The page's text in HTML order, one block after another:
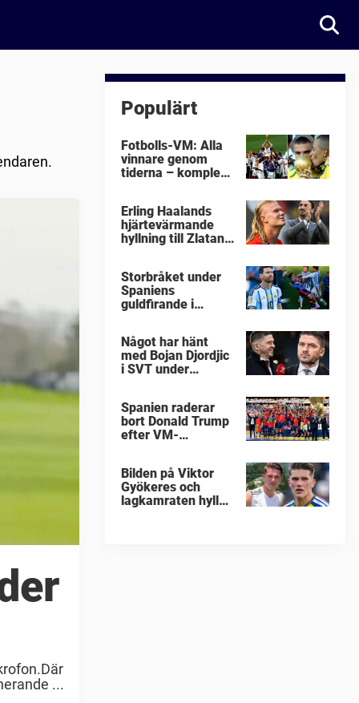
...
Populärt
Fotbolls-VM: Alla
vinnare genom
tiderna – komplett
Erling Haalands
hjärtevärmande
hyllning till Zlatan
Storbråket under
Spaniens
guldfirande i
Något har hänt
med Bojan Djordjic
i SVT under
Spanien raderar
bort Donald Trump
efter VM-
Bilden på Viktor
Gyökeres och
lagkamraten hyllas